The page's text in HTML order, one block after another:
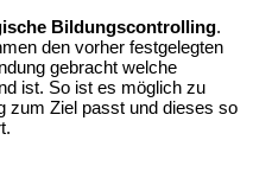
Bildungscontrolling.
den vorher festgelegten
gebracht welche
ist. So ist es möglich zu
zum Ziel passt und dieses so